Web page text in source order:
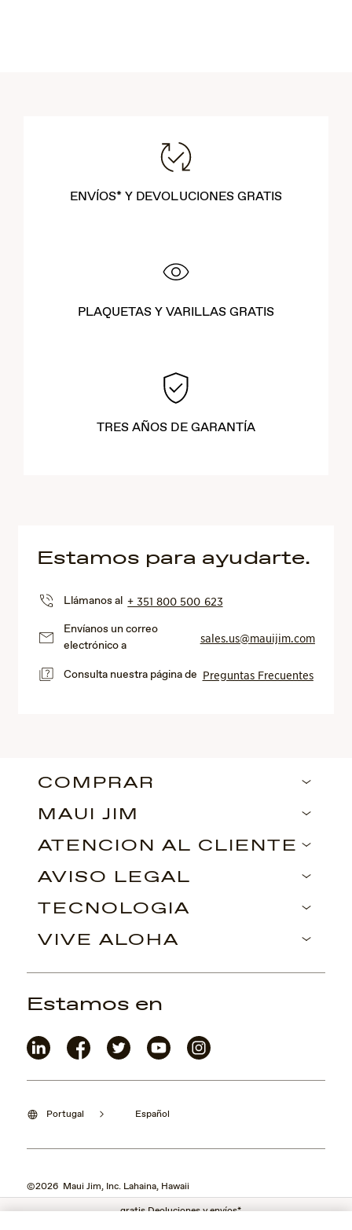
gratis Deoluciones y envíos*
ENVÍOS* Y DEVOLUCIONES GRATIS
PLAQUETAS Y VARILLAS GRATIS
TRES AÑOS DE GARANTÍA
Estamos para ayudarte.
Llámanos al+ 351 800 500 623
Envíanos un correo
electrónico a
sales.us@mauijim.com
Consulta nuestra página de Preguntas Frecuentes
COMPRAR
MAUI JIM
ATENCIÓN AL CLIENTE
AVISO LEGAL
TECNOLOGÍA
VIVE ALOHA
Portugal Español
©2026 Maui Jim, Inc. Lahaina, Hawaii
Estamos en